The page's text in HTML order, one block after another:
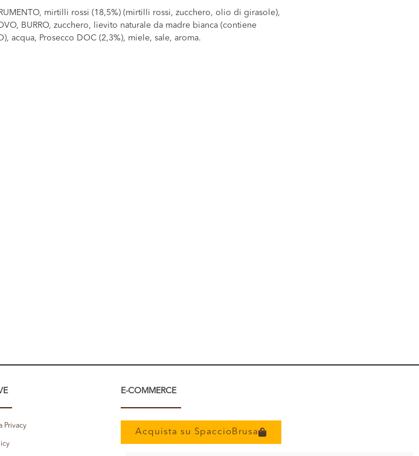
mirtilli rossi (18,5%) (mirtilli rossi, zucchero, olio di girasole),
BURRO, zucchero, lievito naturale da madre bianca (contiene
acqua, Prosecco DOC (2,3%), miele, sale, aroma.
Privacy
E-COMMERCE
Acquista su SpaccioBrusa